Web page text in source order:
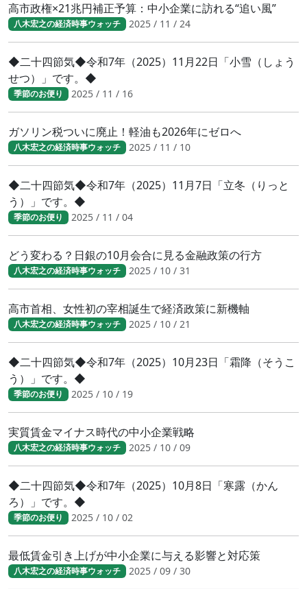
高市政権×21兆円補正予算：中小企業に訪れる“追い風”
八木宏之の経済時事ウォッチ 2025 / 11 / 24
◆二十四節気◆令和7年（2025）11月22日「小雪（しょう
せつ）」です。◆
季節のお便り 2025 / 11 / 16
ガソリン税ついに廃止！軽油も2026年にゼロへ
八木宏之の経済時事ウォッチ 2025 / 11 / 10
◆二十四節気◆令和7年（2025）11月7日「立冬（りっと
う）」です。◆
季節のお便り 2025 / 11 / 04
どう変わる？日銀の10月会合に見る金融政策の行方
八木宏之の経済時事ウォッチ 2025 / 10 / 31
高市首相、女性初の宰相誕生で経済政策に新機軸
八木宏之の経済時事ウォッチ 2025 / 10 / 21
◆二十四節気◆令和7年（2025）10月23日「霜降（そうこ
う）」です。◆
季節のお便り 2025 / 10 / 19
実質賃金マイナス時代の中小企業戦略
八木宏之の経済時事ウォッチ 2025 / 10 / 09
◆二十四節気◆令和7年（2025）10月8日「寒露（かん
ろ）」です。◆
季節のお便り 2025 / 10 / 02
最低賃金引き上げが中小企業に与える影響と対応策
八木宏之の経済時事ウォッチ 2025 / 09 / 30